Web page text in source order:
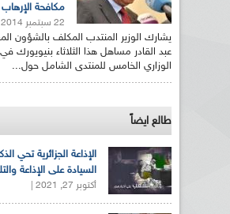
مكافحة الإرهاب
22 سبتمبر 2014
يشارك الوزير المنتدب المكلف بالشؤون
عبد القادر مساهل هذا الثلاثاء بنيويورك
الوزاري الخامس للمنتدى الشامل حول...
طالع ايضاً
السيادة على الإذاعة
أكتوبر 27, 2021 |